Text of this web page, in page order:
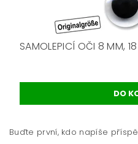
SAMOLEPICÍ OČI 8 MM,
Buďte první, kdo napíše